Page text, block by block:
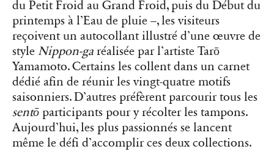
du Petit Froid au Grand Froid, puis du Début du
printemps à l’Eau de pluie –, les visiteurs
reçoivent un autocollant illustré d’une œuvre de
style Nippon-ga réalisée par l’artiste Tarō
Yamamoto. Certains les collent dans un carnet
dédié afin de réunir les vingt-quatre motifs
saisonniers. D’autres préfèrent parcourir tous les
sentō participants pour y récolter les tampons.
Aujourd’hui, les plus passionnés se lancent
même le défi d’accomplir ces deux collections.